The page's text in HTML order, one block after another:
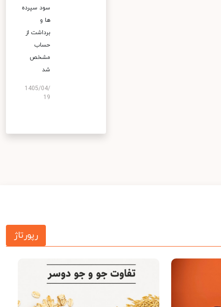
سود سپرده
ها و
برداشت از
حساب
مشخص
شد
1405/04/
19
رپورتاژ